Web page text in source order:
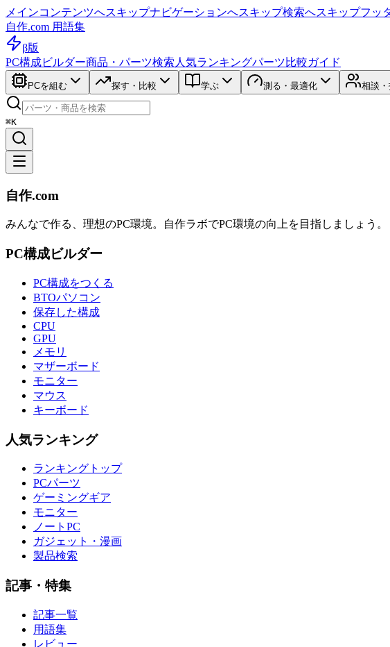
メインコンテンツへスキップナビゲーションへスキップ検索へスキップフッ
自作.com 用語集
β版
PC構成ビルダー商品・パーツ検索 人気ランキングパーツ比較ガイド
PCを組む 探す・比較 学ぶ 測る・最適化 相談
⌘K
自作.com
みんなで作る、理想のPC環境。 自作ラボでPC環境の向上を目指しましょう。
PC構成ビルダー
PC構成をつくる
BTOパソコン
保存した構成
CPU
GPU
メモリ
マザーボード
モニター
マウス
キーボード
人気ランキング
ランキングトップ
PCパーツ
ゲーミングギア
モニター
ノートPC
ガジェット・漫画
製品検索
記事・特集
記事一覧
用語集
レビュー